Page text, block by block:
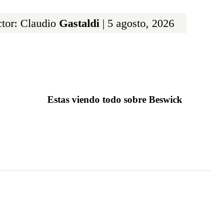
Claudio Gastaldi | 5 agosto, 2026
Estas viendo todo sobre Beswick